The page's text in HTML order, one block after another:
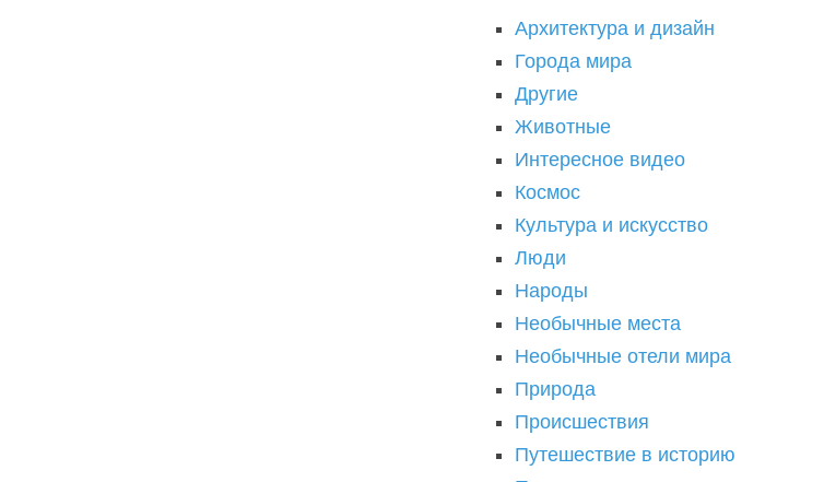
Архитектура и дизайн
Города мира
Другие
Животные
Интересное видео
Космос
Культура и искусство
Люди
Народы
Необычные места
Необычные отели мира
Природа
Происшествия
Путешествие в историю